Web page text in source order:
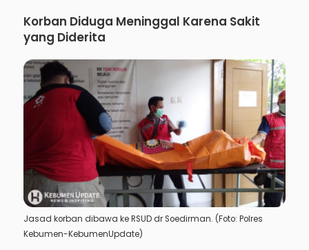
Korban Diduga Meninggal Karena Sakit
yang Diderita
Jasad korban dibawa ke RSUD dr Soedirman. (Foto: Polres
Kebumen-KebumenUpdate)